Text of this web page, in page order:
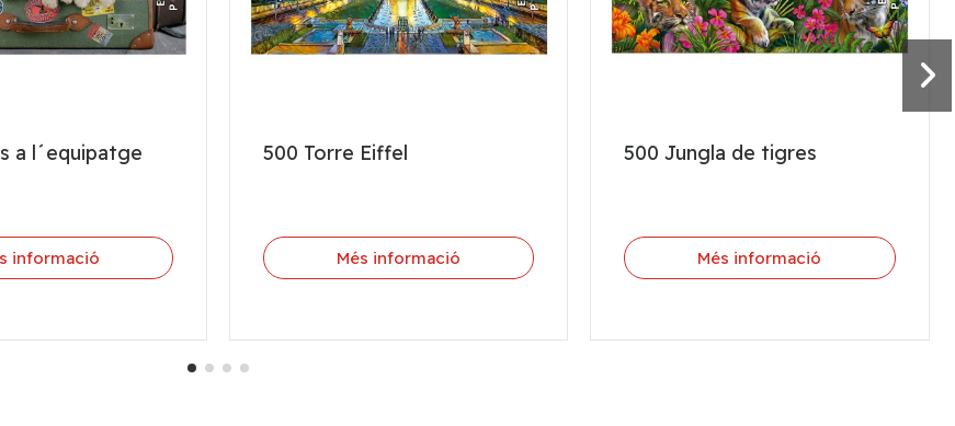
a l´equipatge
informació
500 Torre Eiffel
Més informació
500 Jungla de tigres
Més informació